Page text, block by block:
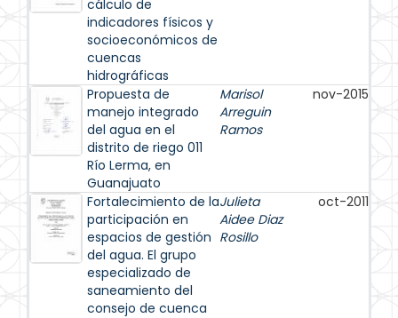
cálculo de
indicadores físicos y
socioeconómicos de
cuencas
hidrográficas
Propuesta de
manejo integrado
del agua en el
distrito de riego 011
Río Lerma, en
Guanajuato
Marisol
Arreguin
Ramos
nov-2015
Fortalecimiento de la
participación en
espacios de gestión
del agua. El grupo
especializado de
saneamiento del
consejo de cuenca
Julieta
Aidee Diaz
Rosillo
oct-2011